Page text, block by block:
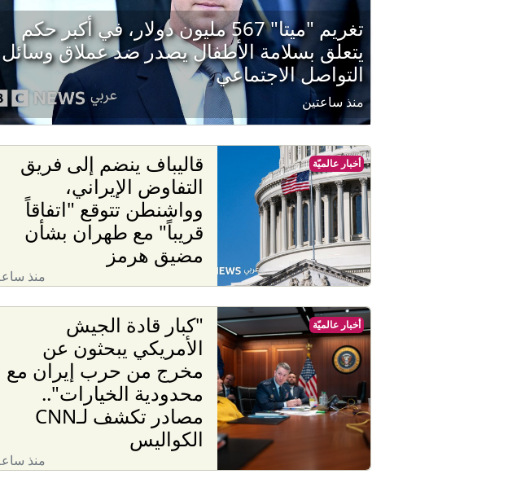
تغريم "ميتا" 567 مليون دولار، في أكبر حكم
يتعلق بسلامة الأطفال يصدر ضد عملاق وسائل
التواصل الاجتماعي
منذ ساعتين
قاليباف ينضم إلى فريق
التفاوض الإيراني،
وواشنطن تتوقع "اتفاقاً
قريباً" مع طهران بشأن
مضيق هرمز
منذ
أخبار عالميّة
"كبار قادة الجيش
الأمريكي يبحثون عن
مخرج من حرب إيران مع
محدودية الخيارات"..
مصادر تكشف لـCNN
الكواليس
منذ
أخبار عالميّة